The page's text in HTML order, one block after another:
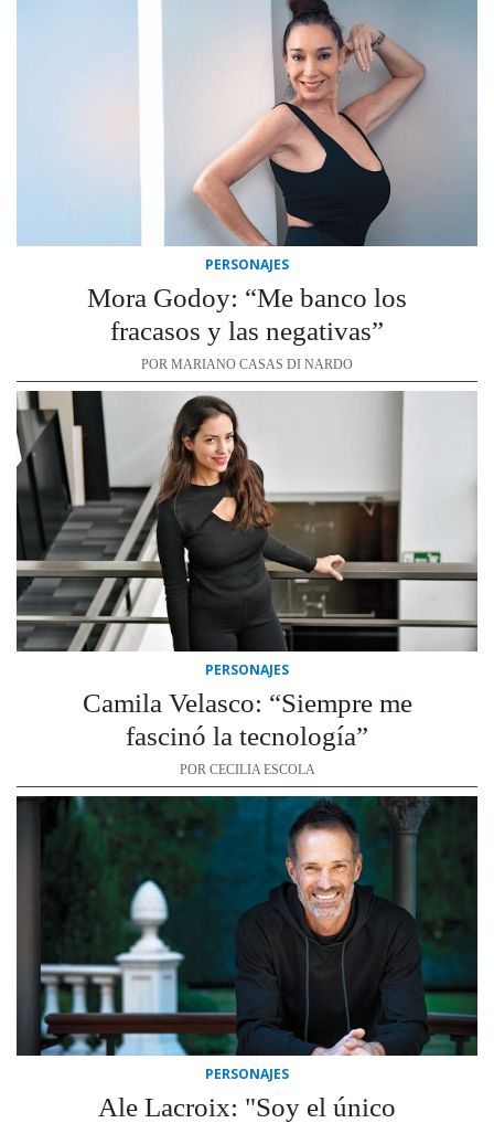
PERSONAJES
Mora Godoy: “Me banco los
fracasos y las negativas”
POR MARIANO CASAS DI NARDO
PERSONAJES
Camila Velasco: “Siempre me
fascinó la tecnología”
POR CECILIA ESCOLA
PERSONAJES
Ale Lacroix: "Soy el único